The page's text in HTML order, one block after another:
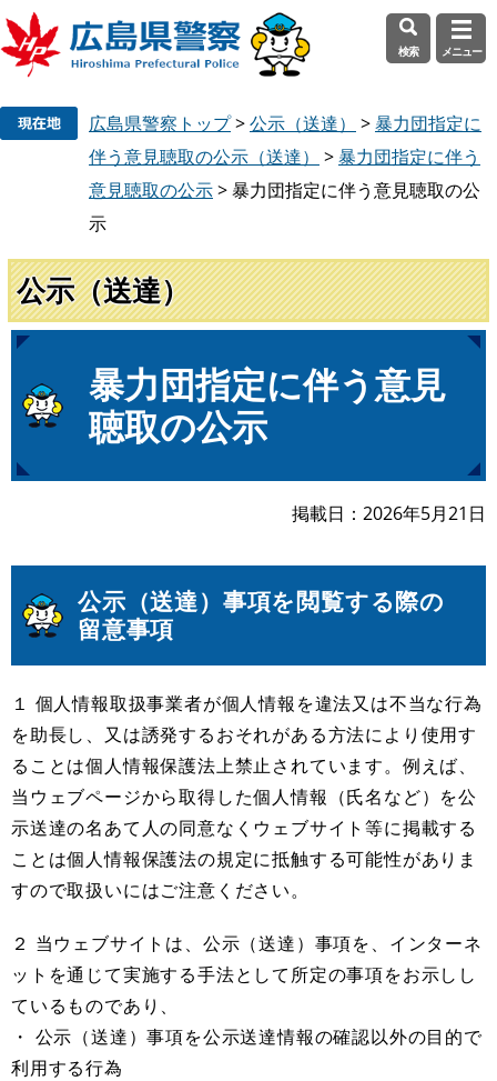
で
す
。
ば
し
て
本
検索 メニュー
広島県警察トップ>公示（送達） >暴力団指定に
伴う意見聴取の公示（送達）
>暴力団指定に伴う
意見聴取の公示>暴力団指定に伴う意見聴取の公
示
公示（送達）
文
暴力団指定に伴う意見
聴取の公示
掲載日 2026年5月21日
公示（送達）事項を閲覧する際の
留意事項
１ 個人情報取扱事業者が個人情報を違法又は不当な行為
を助長し、又は誘発するおそれがある方法により使用す
ることは個人情報保護法上禁止されています。例えば、
当ウェブページから取得した個人情報（氏名など）を公
示送達の名あて人の同意なくウェブサイト等に掲載する
ことは個人情報保護法の規定に抵触する可能性がありま
すので取扱いにはご注意ください。
２ 当ウェブサイトは、公示（送達）事項を、インターネ
ットを通じて実施する手法として所定の事項をお示しし
ているものであり、
・ 公示（送達）事項を公示送達情報の確認以外の目的で
利用する行為